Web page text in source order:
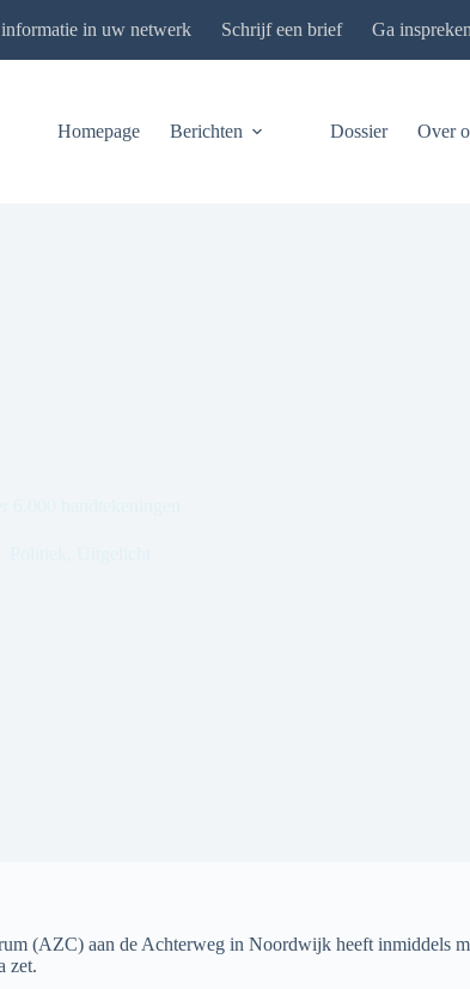
in uw netwerk Schrijf een brief Ga inspreken
Homepage Berichten Dossier Over
(AZC) aan de Achterweg in Noordwijk heeft inmiddels
zet.